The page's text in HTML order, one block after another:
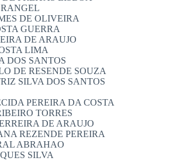
DE OLIVEIRA
GUERRA
DE ARAUJO
LIMA
DOS SANTOS
DE RESENDE SOUZA
SILVA DOS SANTOS
PEREIRA DA COSTA
TORRES
DE ARAUJO
REZENDE PEREIRA
ABRAHAO
SILVA